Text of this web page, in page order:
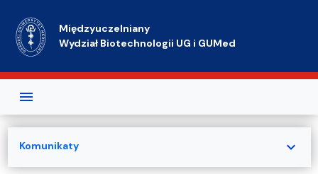
Międzyuczelniany
Wydział Biotechnologii UG i GUMed
Komunikaty expand_more